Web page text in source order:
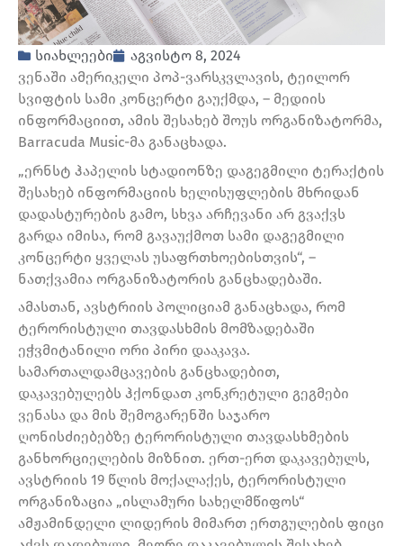
სიახლეები
აგვისტო 8, 2024
ვენაში ამერიკელი პოპ-ვარსკვლავის, ტეილორ
სვიფტის სამი კონცერტი გაუქმდა, – მედიის
ინფორმაციით, ამის შესახებ შოუს ორგანიზატორმა,
Barracuda Music-მა განაცხადა.
„ერნსტ ჰაპელის სტადიონზე დაგეგმილი ტერაქტის
შესახებ ინფორმაციის ხელისუფლების მხრიდან
დადასტურების გამო, სხვა არჩევანი არ გვაქვს
გარდა იმისა, რომ გავაუქმოთ სამი დაგეგმილი
კონცერტი ყველას უსაფრთხოებისთვის“, –
ნათქვამია ორგანიზატორის განცხადებაში.
ამასთან, ავსტრიის პოლიციამ განაცხადა, რომ
ტერორისტული თავდასხმის მომზადებაში
ეჭვმიტანილი ორი პირი დააკავა.
სამართალდამცავების განცხადებით,
დაკავებულებს ჰქონდათ კონკრეტული გეგმები
ვენასა და მის შემოგარენში საჯარო
ღონისძიებებზე ტერორისტული თავდასხმების
განხორციელების მიზნით. ერთ-ერთ დაკავებულს,
ავსტრიის 19 წლის მოქალაქეს, ტერორისტული
ორგანიზაცია „ისლამური სახელმწიფოს“
ამჟამინდელი ლიდერის მიმართ ერთგულების ფიცი